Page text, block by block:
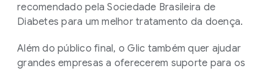
recomendado pela Sociedade Brasileira de
Diabetes para um melhor tratamento da doença.
Além do público final, o Glic também quer ajudar
grandes empresas a oferecerem suporte para os